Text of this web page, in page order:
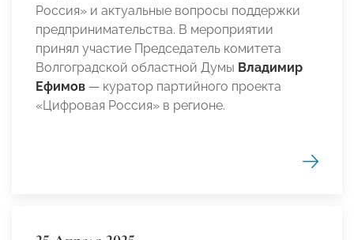
Россия» и актуальные вопросы поддержки
предпринимательства. В мероприятии
принял участие Председатель комитета
Волгоградской областной Думы Владимир
Ефимов — куратор партийного проекта
«Цифровая Россия» в регионе.